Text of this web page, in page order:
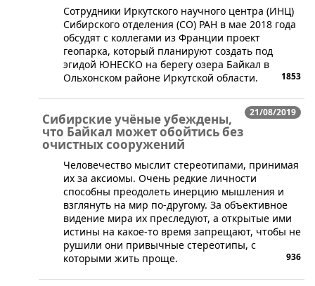
Сотрудники Иркутского научного центра (ИНЦ)
Сибирского отделения (СО) РАН в мае 2018 года
обсудят с коллегами из Франции проект
геопарка, который планируют создать под
эгидой ЮНЕСКО на берегу озера Байкал в
Ольхонском районе Иркутской области.
1853
21/08/2019
Сибирские учёные убеждены,
что Байкал может обойтись без
очистных сооружений
Человечество мыслит стереотипами, принимая
их за аксиомы. Очень редкие личности
способны преодолеть инерцию мышления и
взглянуть на мир по-другому. За объективное
видение мира их преследуют, а открытые ими
истины на какое-то время запрещают, чтобы не
рушили они привычные стереотипы, с
которыми жить проще.
936